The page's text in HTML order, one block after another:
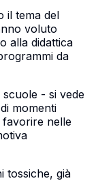
il tema del
voluto
alla didattica
da
scuole - si vede
momenti
nelle
tossiche, già